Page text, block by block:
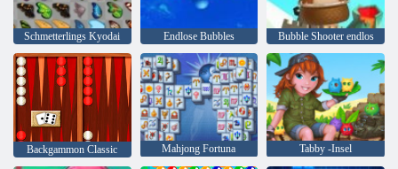
Schmetterlings Kyodai Endlose Bubbles Bubble Shooter endlos
Backgammon Classic Mahjong Fortuna Tabby -Insel